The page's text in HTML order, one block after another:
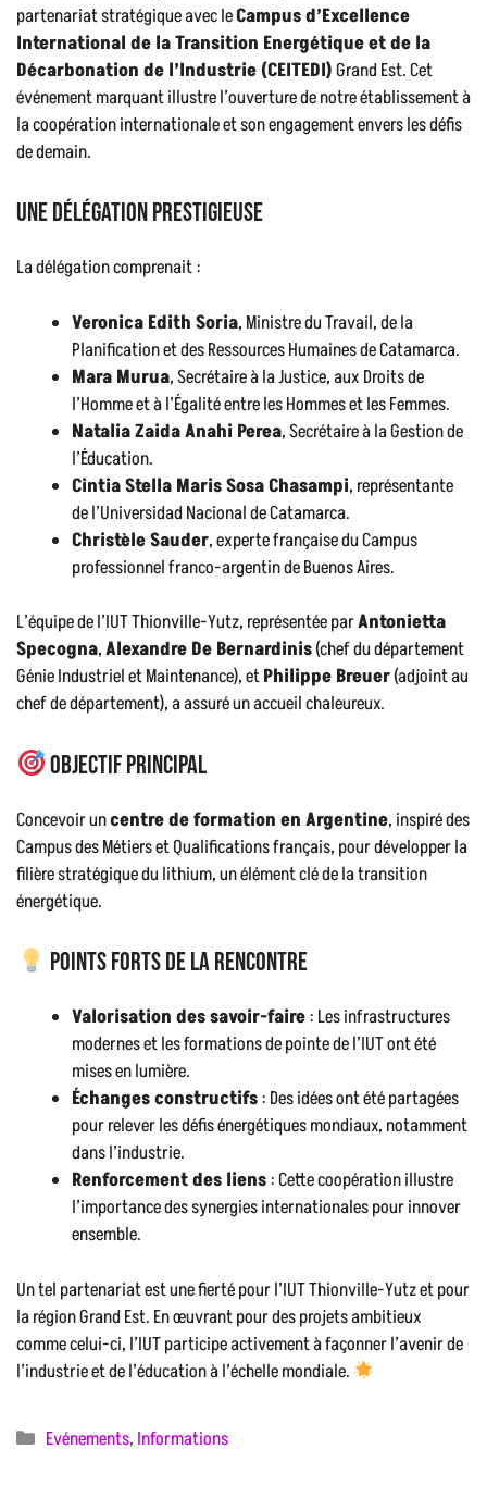
partenariat stratégique avec leCampus d’Excellence
International de la Transition Energétique et de la
Décarbonation de l’Industrie (CEITEDI)Grand Est. Cet
événement marquant illustre l’ouverture de notre établissement à
la coopération internationale et son engagement envers les défis
de demain.
Une délégation prestigieuse
La délégation comprenait :
Veronica Edith Soria, Ministre du Travail, de la
Planification et des Ressources Humaines de Catamarca.
Mara Murua, Secrétaire à la Justice, aux Droits de
l’Homme et à l’Égalité entre les Hommes et les Femmes.
Natalia Zaida Anahi Perea, Secrétaire à la Gestion de
l’Éducation.
Cintia Stella Maris Sosa Chasampi, représentante
de l’Universidad Nacional de Catamarca.
Christèle Sauder, experte française du Campus
professionnel franco-argentin de Buenos Aires.
L’équipe de l’IUT Thionville-Yutz, représentée parAntonietta
Specogna,Alexandre De Bernardinis(chef du département
Génie Industriel et Maintenance), etPhilippe Breuer(adjoint au
chef de département), a assuré un accueil chaleureux.
Objectif principal
Concevoir uncentre de formation en Argentine, inspiré des
Campus des Métiers et Qualifications français, pour développer la
filière stratégique du lithium, un élément clé de la transition
énergétique.
Points forts de la rencontre
Valorisation des savoir-faire: Les infrastructures
modernes et les formations de pointe de l’IUT ont été
mises en lumière.
Échanges constructifs: Des idées ont été partagées
pour relever les défis énergétiques mondiaux, notamment
dans l’industrie.
Renforcement des liens: Cette coopération illustre
l’importance des synergies internationales pour innover
ensemble.
Un tel partenariat est une fierté pour l’IUT Thionville-Yutz et pour
la région Grand Est. En œuvrant pour des projets ambitieux
comme celui-ci, l’IUT participe activement à façonner l’avenir de
l’industrie et de l’éducation à l’échelle mondiale.
Catégories
Evénements, Informations